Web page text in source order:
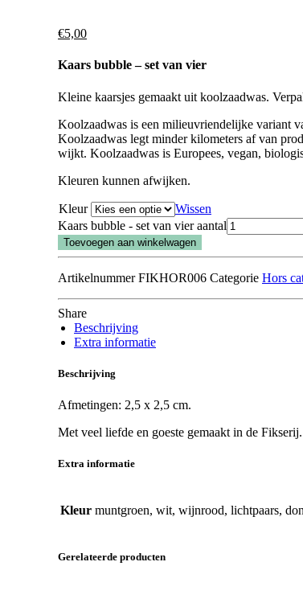
€5,00
Kaars bubble – set van vier
Kleine kaarsjes gemaakt uit koolzaadwas.
Koolzaadwas is een milieuvriendelijke variant
Koolzaadwas legt minder kilometers af van
wijkt. Koolzaadwas is Europees, vegan,
Kleuren kunnen afwijken.
Kleur
Wissen
Kaars bubble - set van vier aantal
Toevoegen aan winkelwagen
Artikelnummer FIKHOR006 Categorie Hors
Share
Beschrijving
Extra informatie
Beschrijving
Afmetingen: 2,5 x 2,5 cm.
Met veel liefde en goeste gemaakt in de Fikserij.
Extra informatie
Kleur muntgroen, wit, wijnrood, lichtpaars,
Gerelateerde producten